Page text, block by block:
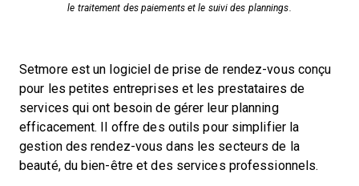
le traitement des paiements et le suivi des plannings.
Setmore est un logiciel de prise de rendez-vous conçu
pour les petites entreprises et les prestataires de
services qui ont besoin de gérer leur planning
efficacement. Il offre des outils pour simplifier la
gestion des rendez-vous dans les secteurs de la
beauté, du bien-être et des services professionnels.